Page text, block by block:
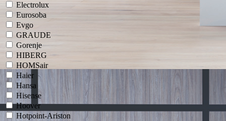
Electrolux
Eurosoba
Evgo
GRAUDE
Gorenje
HIBERG
HOMSair
Haier
Hansa
Hisense
Hoover
Hotpoint-Ariston